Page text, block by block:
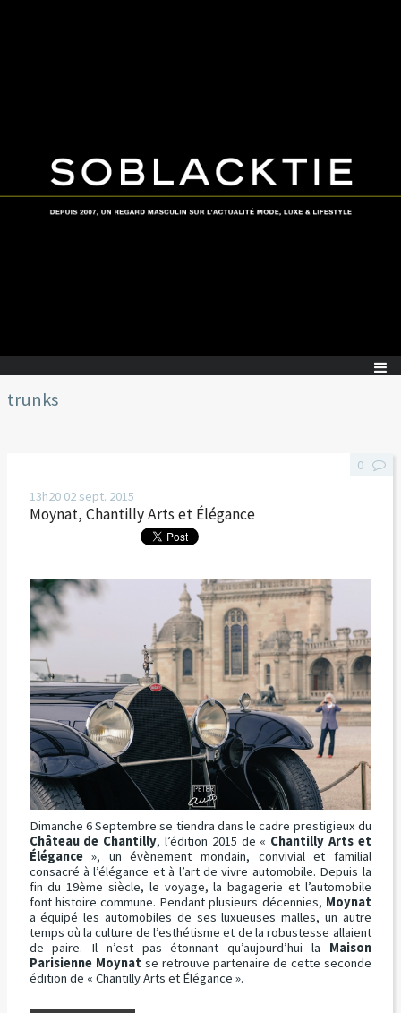
trunks
13h20 02 sept. 2015
Moynat, Chantilly Arts et Élégance
Dimanche 6 Septembre se tiendra dans le cadre prestigieux du
Château de Chantilly, l’édition 2015 de « Chantilly Arts et
Élégance», un évènement mondain, convivial et familial
consacré à l’élégance et à l’art de vivre automobile. Depuis la
fin du 19ème siècle, le voyage, la bagagerie et l’automobile
font histoire commune. Pendant plusieurs décennies, Moynat
a équipé les automobiles de ses luxueuses malles, un autre
temps où la culture de l’esthétisme et de la robustesse allaient
de paire. Il n’est pas étonnant qu’aujourd’hui la Maison
Parisienne Moynatse retrouve partenaire de cette seconde
édition de « Chantilly Arts et Élégance ».
0